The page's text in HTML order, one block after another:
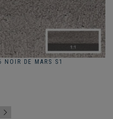
DE MARS S1